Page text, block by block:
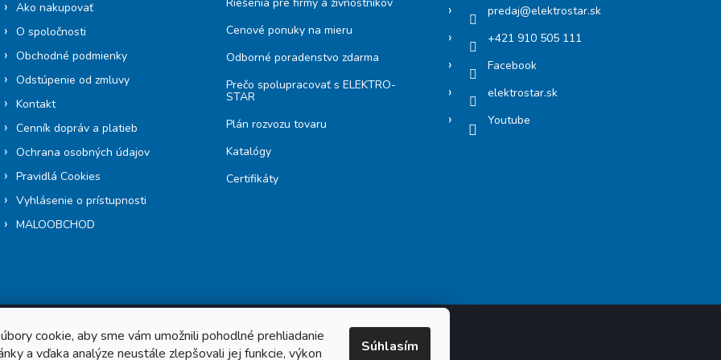
cookie, aby sme vám umožnili pohodlné prehliadanie
a vďaka analýze neustále zlepšovali jej funkcie, výkon
Súhlasím
Ako nakupovať
O spoločnosti
Obchodné podmienky
Odstúpenie od zmluvy
Kontakt
Cenník dopráv a platieb
Ochrana osobných údajov
Pravidlá Cookies
Vyhlásenie o prístupnosti
MALOOBCHOD
Cenové ponuky na mieru
Odborné poradenstvo zdarma
Prečo spolupracovať s ELEKTRO-
STAR
Plán rozvozu tovaru
Katalógy
Certifikáty
predaj@elektrostar.sk
+421 910 505 111
Facebook
elektrostar.sk
Youtube